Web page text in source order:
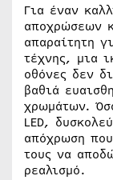
Για έναν
αποχρώσεων
απαραίτητη
τέχνης, μια
οθόνες δεν
βαθιά
χρωμάτων.
LED,
απόχρωση
τους να
ρεαλισμό.